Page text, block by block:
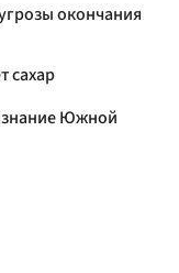
окончания
сахар
Южной